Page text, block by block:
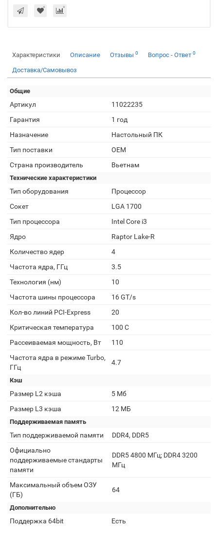
Характеристики Описание Отзывы 0 Вопрос - Ответ 0
Доставка/Самовывоз
Общие
Артикул
11022235
Гарантия
1 год
Назначение
Настольный ПК
Тип поставки
OEM
Страна производитель
Вьетнам
Технические характеристики
Тип оборудования
Процессор
Сокет
LGA 1700
Тип процессора
Intel Core i3
Ядро
Raptor Lake-R
Количество ядер
4
Частота ядра, ГГц
3.5
Технология (нм)
10
Частота шины процессора
16 GT/s
Кол-во линий PCI-Express
20
Критическая температура
100 С
Рассеиваемая мощность, Вт
110
Частота ядра в режиме Turbo,
ГГц
4.7
Кэш
Размер L2 кэша
5 Мб
Размер L3 кэша
12 MБ
Поддерживаемая память
Тип поддерживаемой памяти
DDR4, DDR5
Официально
поддерживаемые стандарты
памяти
DDR5 4800 МГц; DDR4 3200
МГц
Максимальный объем ОЗУ
(ГБ)
64
Дополнительно
Поддержка 64bit Есть